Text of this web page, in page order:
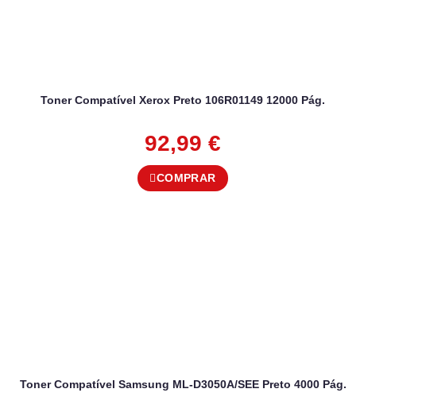
Toner Compatível Xerox Preto 106R01149 12000 Pág.
92,99 €
COMPRAR
Toner Compatível Samsung ML-D3050A/SEE Preto 4000 Pág.